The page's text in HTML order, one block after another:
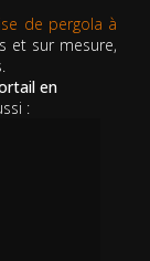
de pergola à
et sur mesure,
en
: